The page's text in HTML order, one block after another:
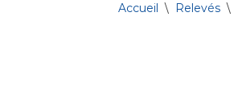
Accueil \ Relevés \